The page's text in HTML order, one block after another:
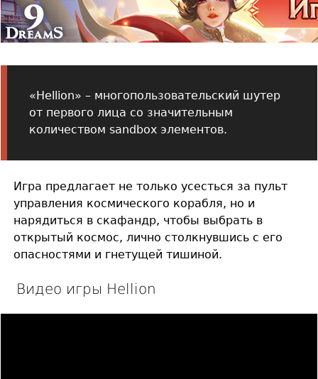
«Hellion» – многопользовательский шутер
от первого лица со значительным
количеством sandbox элементов.
Игра предлагает не только усесться за пульт
управления космического корабля, но и
нарядиться в скафандр, чтобы выбрать в
открытый космос, лично столкнувшись с его
опасностями и гнетущей тишиной.
Видео игры Hellion